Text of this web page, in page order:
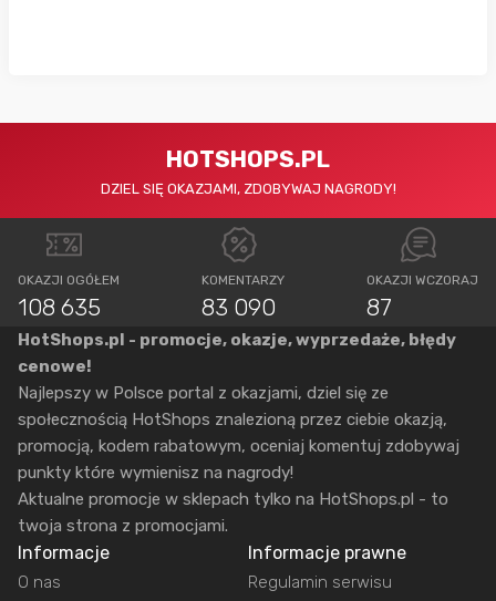
HOTSHOPS.PL
DZIEL SIĘ OKAZJAMI, ZDOBYWAJ NAGRODY!
OKAZJI OGÓŁEM
108 635
KOMENTARZY
83 090
OKAZJI WCZORAJ
87
HotShops.pl - promocje, okazje, wyprzedaże, błędy
cenowe!
Najlepszy w Polsce portal z okazjami, dziel się ze
społecznością HotShops znalezioną przez ciebie okazją,
promocją, kodem rabatowym, oceniaj komentuj zdobywaj
punkty które wymienisz na nagrody!
Aktualne promocje w sklepach tylko na HotShops.pl - to
twoja strona z promocjami.
Informacje
O nas
Informacje prawne
Regulamin serwisu